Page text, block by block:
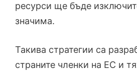
ресурси ще бъде
значима.
Такива стратегии са
страните членки на ЕС и